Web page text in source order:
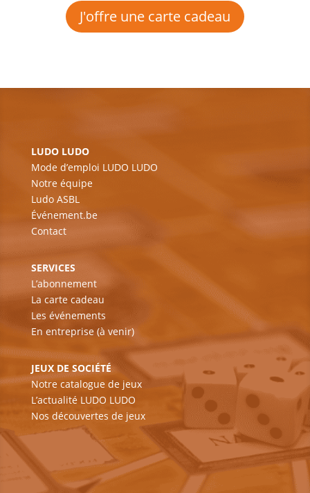
J'offre une carte cadeau
LUDO LUDO
Mode d’emploi LUDO LUDO
Notre équipe
Ludo ASBL
Événement.be
Contact
SERVICES
L’abonnement
La carte cadeau
Les événements
En entreprise (à venir)
JEUX DE SOCIÉTÉ
Notre catalogue de jeux
L’actualité LUDO LUDO
Nos découvertes de jeux